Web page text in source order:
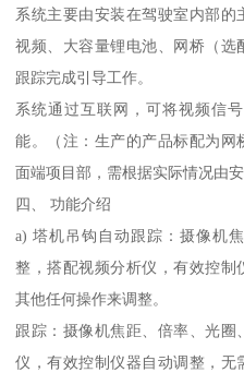
系统主要由安装在驾驶室内部
视频、大容量锂电池、网桥（选
跟踪完成引导工作。
系统通过互联网，可将视频信
能。（注：生产的产品标配为
面端项目部，需根据实际情况由
四、 功能介绍
a) 塔机吊钩自动跟踪：摄像机
整，搭配视频分析仪，有效控制
其他任何操作来调整。
跟踪：摄像机焦距、倍率、光
仪，有效控制仪器自动调整，无